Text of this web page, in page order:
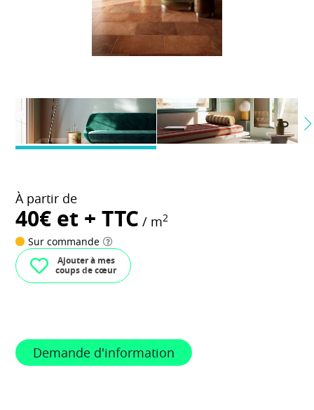
À partir de
40€ et + TTC / m2
Sur commande
Ajouter à mes
coups de cœur
Demande d'information